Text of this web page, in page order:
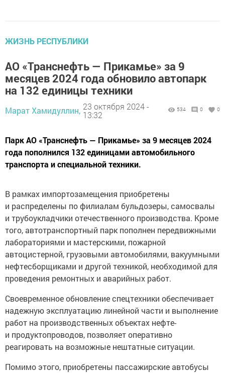
ЖИЗНЬ РЕСПУБЛИКИ
АО «Транснефть — Прикамье» за 9
месяцев 2024 года обновило автопарк
на 132 единицы техники
Марат Хамидуллин, 23 октября 2024 -
13:32
534 0 0
Парк АО «Транснефть — Прикамье» за 9 месяцев 2024
года пополнился 132 единицами автомобильного
транспорта и специальной техники.
В рамках импортозамещения приобретены
и распределены по филиалам бульдозеры, самосвалы
и трубоукладчики отечественного производства. Кроме
того, автотранспортный парк пополнен передвижными
лабораториями и мастерскими, пожарной
автоцистерной, грузовыми автомобилями, вакуумными
нефтесборщиками и другой техникой, необходимой для
проведения ремонтных и аварийных работ.
Своевременное обновление спецтехники обеспечивает
надежную эксплуатацию линейной части и выполнение
работ на производственных объектах нефте-
и продуктопроводов, позволяет оперативно
реагировать на возможные нештатные ситуации.
Помимо этого, приобретены пассажирские автобусы